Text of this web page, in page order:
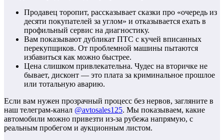
Продавец торопит, рассказывает сказки про «очередь из
десяти покупателей за углом» и отказывается ехать в
профильный сервис на диагностику.
Вам показывают дубликат ПТС с кучей вписанных
перекупщиков. От проблемной машины пытаются
избавиться как можно быстрее.
Цена слишком привлекательна. Чудес на вторичке не
бывает, дисконт — это плата за криминальное прошлое
или тотальную аварию.
Если вам нужен прозрачный процесс без нервов, загляните в
наш телеграм-канал @avtosales125. Мы показываем, какие
автомобили можно привезти из-за рубежа напрямую, с
реальным пробегом и аукционным листом.